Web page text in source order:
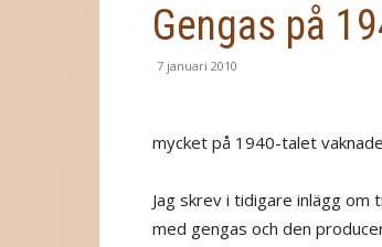
Gengas på
7 januari 2010
mycket på 1940-talet
Jag skrev i tidigare inlägg
med gengas och den